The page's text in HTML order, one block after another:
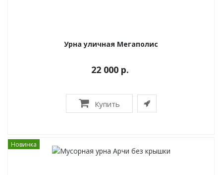
Урна уличная Мегаполис
22 000 р.
Купить
Новинка